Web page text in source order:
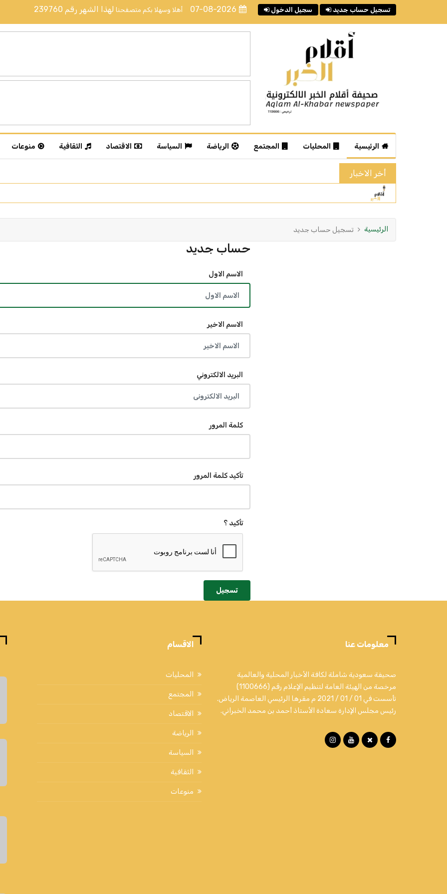
أهلا وسهلا بكم متصفحنا لهذا الشهر رقم 239760 07-08-2026 سجيل الدخول تسجيل حساب جديد
الرئيسية المحليات المجتمع الرياضة السياسة الاقتصاد الثقافية منوعات
أخر الاخبار
الرئيسية تسجيل حساب جديد
حساب جديد
الاسم الاول
الاسم الاخير
البريد الالكتروني
كلمة المرور
تأكيد كلمة المرور
تأكيد ؟
تسجيل
معلومات عنا
صحيفة سعودية شاملة لكافة الأخبار المحلية والعالمية
مرخصة من الهيئة العامة لتنظيم الإعلام رقم (1100666)
تأسست في 01 / 01 / 2021 م مقرها الرئيسي العاصمة الرياض.
رئيس مجلس الإدارة سعادة الأستاذ أحمد بن محمد الخبراني.
الاقسام
المحليات
المجتمع
الاقتصاد
الرياضة
السياسة
الثقافية
منوعات